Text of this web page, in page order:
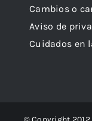
Cambios o
Aviso de
Cuidados en